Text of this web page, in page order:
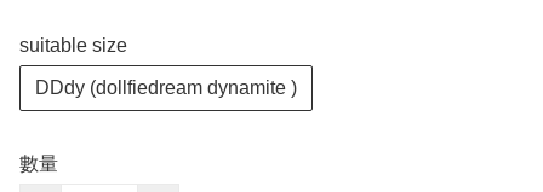
suitable size
DDdy (dollfiedream dynamite )
數量